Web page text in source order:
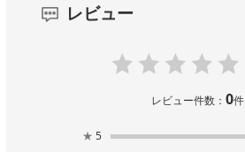
レビュー
レビュー件数：0件
★ 5